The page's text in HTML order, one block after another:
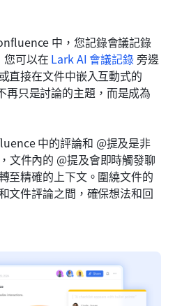
中，您記錄會議記錄
您可以在 Lark AI 會議記錄 旁邊
再只是討論的主題，而是成為
中的評論和 @提及是非
文件內的 @提及會即時觸發聊
至精確的上下文。圍繞文件的
文件評論之間，確保想法和回